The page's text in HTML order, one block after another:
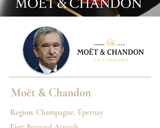
Moët & Chandon
Region: Champagne, Épernay